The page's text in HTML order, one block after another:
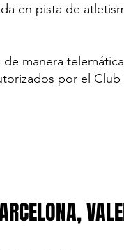
en pista de
manera
por el Club